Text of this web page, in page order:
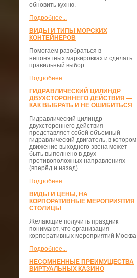
обновить кухню.
Подробнее...
ВИДЫ И ТИПЫ МОРСКИХ
КОНТЕЙНЕРОВ
Помогаем разобраться в
непонятных маркировках и сделать
правильный выбор
Подробнее...
ГИДРАВЛИЧЕСКИЙ ЦИЛИНДР
ДВУХСТОРОННЕГО ДЕЙСТВИЯ —
КАК ВЫБРАТЬ И НЕ ОШИБИТЬСЯ
Гидравлический цилиндр
двухстороннего действия
представляет собой объемный
гидравлический двигатель, в котором
движение выходного звена может
быть выполнено в двух
противоположных направлениях
(вперёд и назад).
Подробнее...
ВИДЫ И ЦЕНЫ, НА
КОРПОРАТИВНЫЕ МЕРОПРИЯТИЯ
СТОЛИЦЫ
Желающие получить праздник
понимают, что организация
корпоративных мероприятий Москва
Подробнее...
НЕСОМНЕННЫЕ ПРЕИМУЩЕСТВА
ВИРТУАЛЬНЫХ КАЗИНО